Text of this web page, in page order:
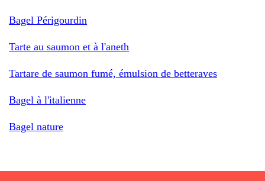
Bagel Périgourdin
Tarte au saumon et à l'aneth
Tartare de saumon fumé, émulsion de betteraves
Bagel à l'italienne
Bagel nature